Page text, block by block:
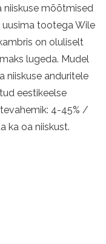
niiskuse mõõtmised
tootega Wile
on oluliselt
lugeda. Mudel
niiskuse anduritele
eestikeelse
4-45% /
ka oa niiskust.